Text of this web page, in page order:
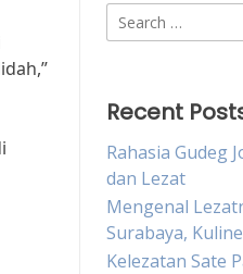
Search
for:
Recent
Rahasia Gudeg
dan Lezat
Mengenal
Surabaya,
Kelezatan Sate